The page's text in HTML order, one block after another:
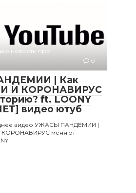
новости про
0
| Как
И КОРОНАВИРУС
ft. LOONY
видео ютуб
видео УЖАСЫ ПАНДЕМИИ |
КОРОНАВИРУС меняют